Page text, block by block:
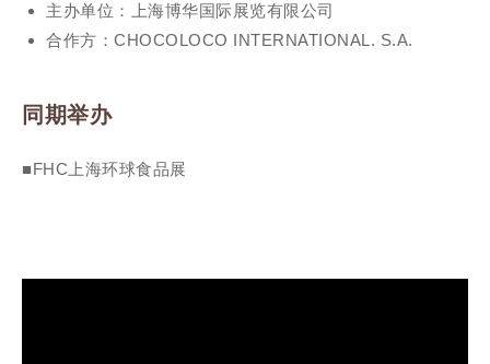
主办单位：上海博华国际展览有限公司
合作方：CHOCOLOCO INTERNATIONAL. S.A.
同期举办
■FHC上海环球食品展